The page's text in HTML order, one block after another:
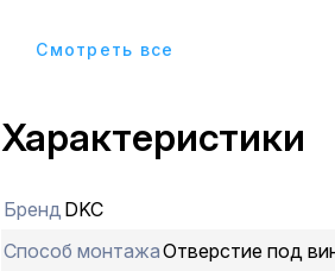
состыкованы друг с другом с
держателей.
Cмотреть все
Характеристики
Бренд DKC
Способ монтажаОтверстие под